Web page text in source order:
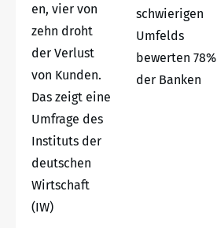
en, vier von
zehn droht
der Verlust
von Kunden.
Das zeigt eine
Umfrage des
Instituts der
deutschen
Wirtschaft
(IW)
schwierigen
Umfelds
bewerten 78%
der Banken